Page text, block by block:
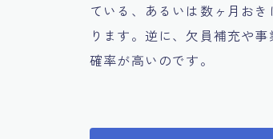
ている、あるいは数ヶ月お
ります。逆に、欠員補充や
確率が高いのです。